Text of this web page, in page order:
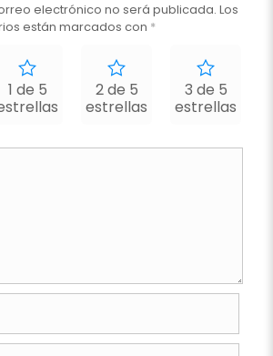
electrónico no será publicada. Los
están marcados con *
1 de 5
2 de 5
estrellas
3 de 5
estrellas